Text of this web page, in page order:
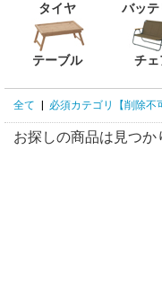
タイヤ バッテ
テーブル チェ
全て 必須カテゴリ【削除不
お探しの商品は見つか